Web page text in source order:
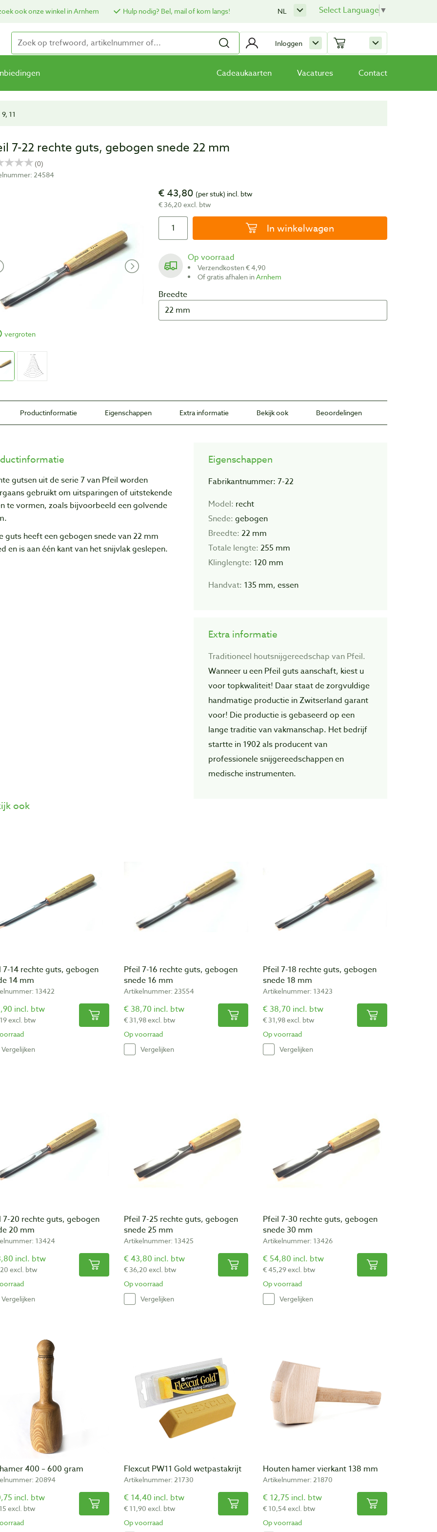
ook onze winkel in Arnhem Hulp nodig? Bel, mail of kom langs! Select Language▼
NL
Inloggen
Cadeaukaarten Vacatures Contact
11
7-22 rechte guts, gebogen snede 22 mm
24584
vergroten
€ 43,80 (per stuk) incl. btw
€ 36,20 excl. btw
In winkelwagen
Op voorraad
Verzendkosten € 4,90
Of gratis afhalen inArnhem
Breedte
Productinformatie Eigenschappen Extra informatie Bekijk ook Beoordelingen
gutsen uit de serie 7 van Pfeil worden
gebruikt om uitsparingen of uitstekende
te vormen, zoals bijvoorbeeld een golvende
guts heeft een gebogen snede van 22 mm
en is aan één kant van het snijvlak geslepen.
Eigenschappen
Fabrikantnummer: 7-22
Model: recht
Snede: gebogen
Breedte: 22 mm
Totale lengte: 255 mm
Klinglengte: 120 mm
Handvat: 135 mm, essen
Extra informatie
Traditioneel houtsnijgereedschap van Pfeil.
Wanneer u een Pfeil guts aanschaft, kiest u
voor topkwaliteit! Daar staat de zorgvuIdige
handmatige productie in Zwitserland garant
voor! Die productie is gebaseerd op een
lange traditie van vakmanschap. Het bedrijf
startte in 1902 als producent van
professionele snijgereedschappen en
medische instrumenten.
ook
7-14 rechte guts, gebogen
14 mm
13422
incl. btw
excl. btw
Vergelijken
Pfeil 7-16 rechte guts, gebogen
snede 16 mm
Artikelnummer: 23554
€ 38,70 incl. btw
€ 31,98 excl. btw
Op voorraad
Vergelijken
Pfeil 7-18 rechte guts, gebogen
snede 18 mm
Artikelnummer: 13423
€ 38,70 incl. btw
€ 31,98 excl. btw
Op voorraad
Vergelijken
7-20 rechte guts, gebogen
20 mm
13424
incl. btw
excl. btw
Vergelijken
Pfeil 7-25 rechte guts, gebogen
snede 25 mm
Artikelnummer: 13425
€ 43,80 incl. btw
€ 36,20 excl. btw
Op voorraad
Vergelijken
Pfeil 7-30 rechte guts, gebogen
snede 30 mm
Artikelnummer: 13426
€ 54,80 incl. btw
€ 45,29 excl. btw
Op voorraad
Vergelijken
400 – 600 gram
20894
incl. btw
excl. btw
Flexcut PW11 Gold wetpastakrijt
Artikelnummer: 21730
€ 14,40 incl. btw
€ 11,90 excl. btw
Op voorraad
Houten hamer vierkant 138 mm
Artikelnummer: 21870
€ 12,75 incl. btw
€ 10,54 excl. btw
Op voorraad